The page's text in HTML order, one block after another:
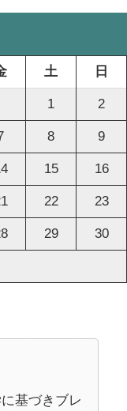
土 日
1 2
8 9
15 16
22 23
29 30
基づきブレ